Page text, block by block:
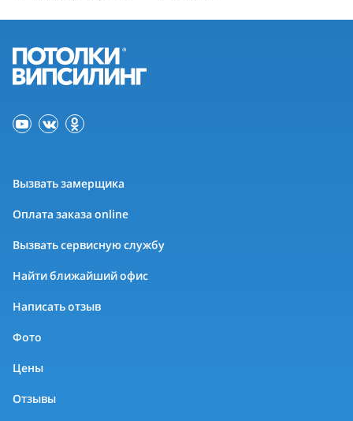
Вызвать замерщика
Оплата заказа online
Вызвать сервисную службу
Найти ближайший офис
Написать отзыв
Фото
Цены
Отзывы